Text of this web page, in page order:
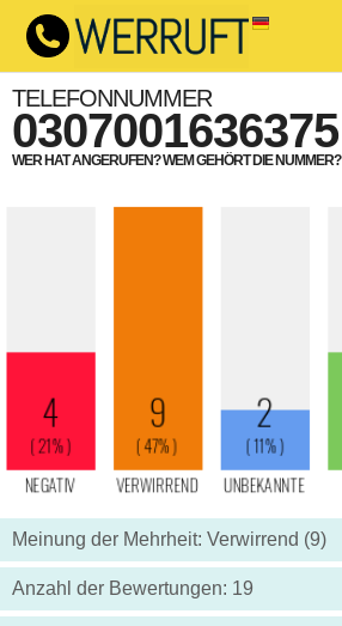
TELEFONNUMMER
0307001636375
WER HAT ANGERUFEN? WEM GEHÖRT DIE NUMMER?
Meinung der Mehrheit: Verwirrend (9)
Anzahl der Bewertungen: 19